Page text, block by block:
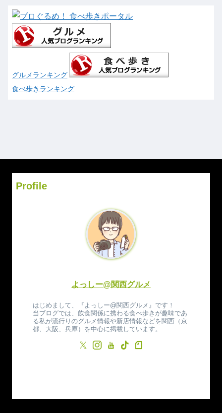
グルメランキング
食べ歩きランキング
Profile
よっしー@関西グルメ
はじめまして、『よっしー@関西グルメ』です！
当ブログでは、飲食関係に携わる食べ歩きが趣味であ
る私が流行りのグルメ情報や新店情報などを関西（京
都、大阪、兵庫）を中心に掲載しています。